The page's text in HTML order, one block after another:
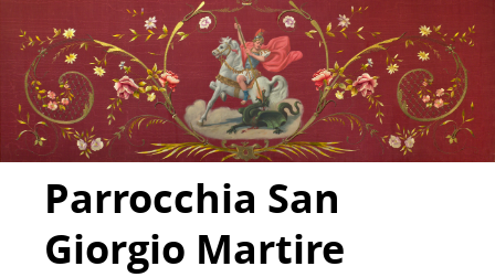
Parrocchia San
Giorgio Martire